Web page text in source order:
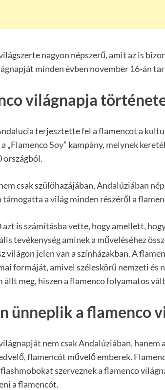
nagyon népszerű, amit az is
minden évben november 16-án
világnapja
terjesztette fel a flamencot a
„Flamenco Soy” kampány, melynek
országból.
csak szülőhazájában, Andalúziában
támogatta a világ minden részéről a
azt is számításba vette, hogy amellett,
tevékenység aminek a műveléséhez
világon jelen van a színházakban. A
formáját, amivel széleskörű nemzeti és
állt meg, hiszen a flamenco folyamatos
ünneplik a flamenco
nem csak Andalúziában, hanem
flamencót művelő emberek.
szerveznek a flamenco
a flamencót.